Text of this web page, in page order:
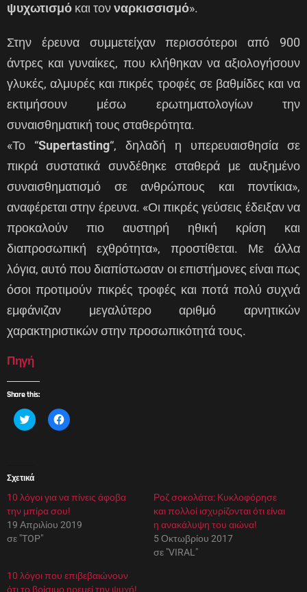
ψυχωτισμό και τονναρκισσισμό».
Στην έρευνα συμμετείχαν περισσότεροι από 900
άντρες και γυναίκες, που κλήθηκαν να αξιολογήσουν
γλυκές, αλμυρές και πικρές τροφές σε βαθμίδες και να
εκτιμήσουν μέσω ερωτηματολογίων την
συναισθηματική τους σταθερότητα.
«Το “Supertasting“, δηλαδή η υπερευαισθησία σε
πικρά συστατικά συνδέθηκε σταθερά με αυξημένο
συναισθηματισμό σε ανθρώπους και ποντίκια»,
αναφέρεται στην έρευνα. «Οι πικρές γεύσεις έδειξαν να
προκαλούν πιο αυστηρή ηθική κρίση και
διαπροσωπική εχθρότητα», προστίθεται. Με άλλα
λόγια, αυτό που διαπίστωσαν οι επιστήμονες είναι πως
όσοι προτιμούν πικρές τροφές και ποτά πολύ συχνά
εμφάνιζαν μεγαλύτερο αριθμό αρνητικών
χαρακτηριστικών στην προσωπικότητά τους.
Πηγή
Share this:
Κ
λ
α
κ
ι
ν
ο
π
ο
ί
σ
τ
Π
α
α
κ
ο
ι
η
σ
Σχετικά
10 λόγοι για να πίνεις άφοβα
την μπίρα σου!
19 Απριλίου 2019
σε "TOP"
Ροζ σοκολάτα: Κυκλοφόρησε
και πολλοί ισχυρίζονται ότι είναι
η ανακάλυψη του αιώνα!
5 Οκτωβρίου 2017
σε "VIRAL"
10 λόγοι που επιβεβαιώνουν
ότι το βρίσιμο ηρεμεί την ψυχή!